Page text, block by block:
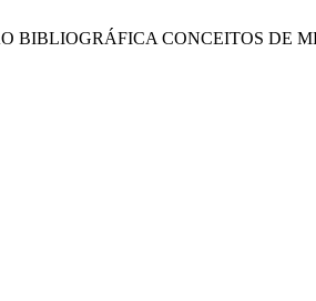
BIBLIOGRÁFICA CONCEITOS DE